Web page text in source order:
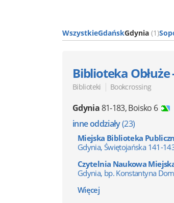
WszystkieGdańskGdynia (1)
Biblioteka Obłuże
Biblioteki | Bookcrossing
Gdynia81-183,Boisko 6
inne oddziały(23)
Miejska Biblioteka
Gdynia, Świętojańska 141-
Czytelnia Naukowa
Gdynia, bp. Konstantyna
Więcej